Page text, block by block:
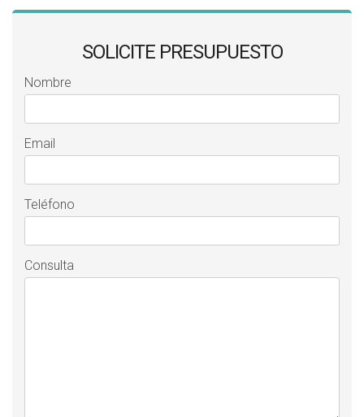
SOLICITE PRESUPUESTO
Nombre
Email
Teléfono
Consulta